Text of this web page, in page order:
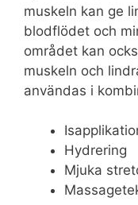
muskeln kan ge
blodflödet och
området kan
muskeln och
användas i
Hydrering
Mjuka